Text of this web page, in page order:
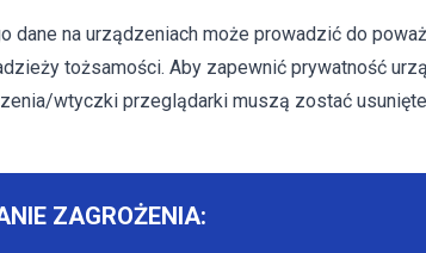
dane na urządzeniach może prowadzić do
tożsamości. Aby zapewnić prywatność
wtyczki przeglądarki muszą zostać usunięte
ZAGROŻENIA: